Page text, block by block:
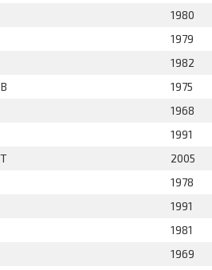
1980
1979
1982
1975
1968
1991
2005
1978
1991
1981
1969